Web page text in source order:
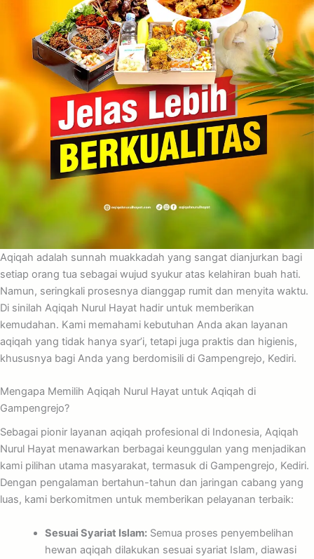
Aqiqah adalah sunnah muakkadah yang sangat dianjurkan bagi
setiap orang tua sebagai wujud syukur atas kelahiran buah hati.
Namun, seringkali prosesnya dianggap rumit dan menyita waktu.
Di sinilah Aqiqah Nurul Hayat hadir untuk memberikan
kemudahan. Kami memahami kebutuhan Anda akan layanan
aqiqah yang tidak hanya syar’i, tetapi juga praktis dan higienis,
khususnya bagi Anda yang berdomisili di Gampengrejo, Kediri.
Mengapa Memilih Aqiqah Nurul Hayat untuk Aqiqah di
Gampengrejo?
Sebagai pionir layanan aqiqah profesional di Indonesia, Aqiqah
Nurul Hayat menawarkan berbagai keunggulan yang menjadikan
kami pilihan utama masyarakat, termasuk di Gampengrejo, Kediri.
Dengan pengalaman bertahun-tahun dan jaringan cabang yang
luas, kami berkomitmen untuk memberikan pelayanan terbaik:
Sesuai Syariat Islam:Semua proses penyembelihan
hewan aqiqah dilakukan sesuai syariat Islam, diawasi